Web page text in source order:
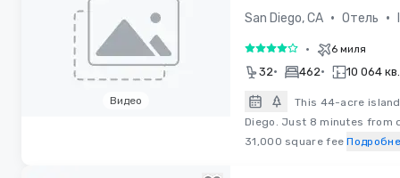
Видео
San Diego, CA • Отель •
4 из 5 • 6 миля
32• 462• 10 064
This 44-acre
Diego. Just 8 minutes from
31,000 square fee